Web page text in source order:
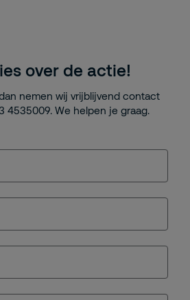
over de actie!
nemen wij vrijblijvend contact
4535009. We helpen je graag.